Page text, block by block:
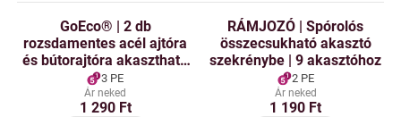
GoEco® | 2 db
rozsdamentes acél ajtóra
és bútorajtóra akasztható
horgok
3 PE
Ár neked
1 290 Ft
RÁMJOZÓ | Spórolós
összecsukható akasztó
szekrénybe | 9 akasztóhoz
2 PE
Ár neked
1 190 Ft